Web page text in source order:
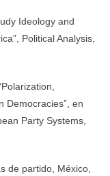
Ideology and
Political Analysis,
Democracies”, en
Party Systems,
de partido, México,